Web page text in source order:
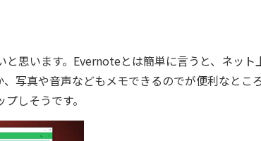
思います。Evernoteとは簡単に言うと、ネット
写真や音声などもメモできるのでが便利なとこ
しそうです。